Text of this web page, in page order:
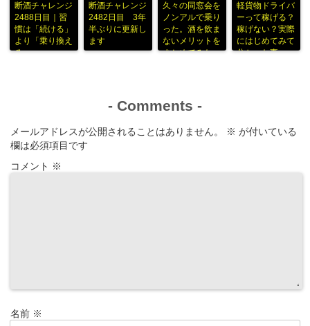
断酒チャレンジ
2488日目｜習
慣は「続ける」
より「乗り換え
る」
断酒チャレンジ
2482日目 3年
半ぶりに更新し
ます
久々の同窓会を
ノンアルで乗り
った。酒を飲ま
ないメリットを
まとめてみた
軽貨物ドライバ
ーって稼げる？
稼げない？実際
にはじめてみて
分かった事
- Comments -
メールアドレスが公開されることはありません。 ※ が付いている
欄は必須項目です
コメント ※
名前 ※